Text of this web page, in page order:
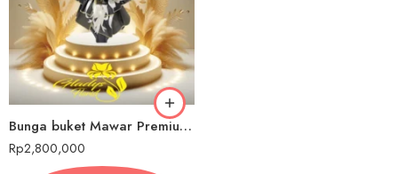
Bunga buket Mawar Premium Surabaya
Rp2,800,000